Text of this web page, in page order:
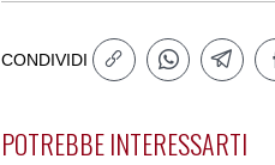
CONDIVIDI
POTREBBE INTERESSARTI